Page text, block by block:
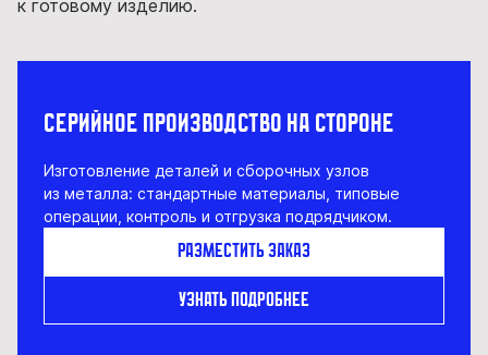
к готовому изделию.
Серийное производство на стороне
Изготовление деталей и сборочных узлов
из металла: стандартные материалы, типовые
операции, контроль и отгрузка подрядчиком.
Разместить заказ
Узнать подробнее